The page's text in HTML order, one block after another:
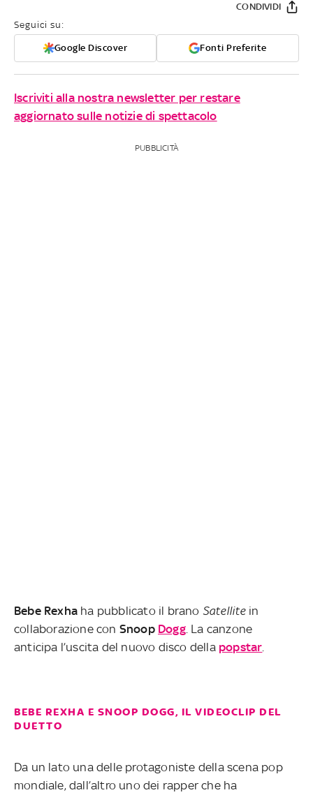
Seguici su:
Google Discover Fonti Preferite
CONDIVIDI
Iscriviti alla nostra newsletter per restare
aggiornato sulle notizie di spettacolo
PUBBLICITÀ
Bebe Rexha ha pubblicato il brano Satellitein
collaborazione con Snoop Dogg. La canzone
anticipa l’uscita del nuovo disco della popstar
BEBE REXHA E SNOOP DOGG, IL VIDEOCLIP DEL
DUETTO
Da un lato una delle protagoniste della scena pop
mondiale, dall’altro uno dei rapper che ha